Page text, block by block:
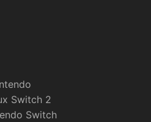
Switch 2
Switch